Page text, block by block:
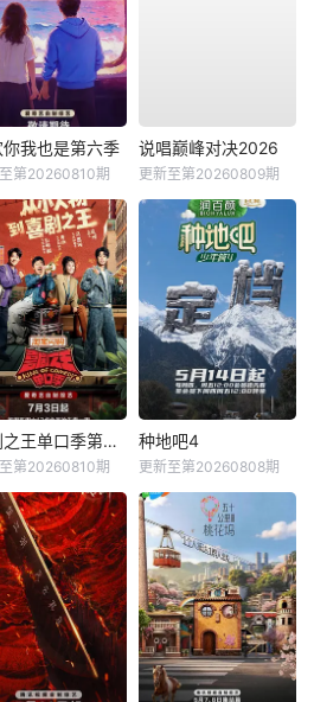
我也是第六季
第20260810期
说唱巅峰对决2026
更新至第20260809期
喜剧之王单口季第三季
第20260810期
种地吧4
更新至第20260808期